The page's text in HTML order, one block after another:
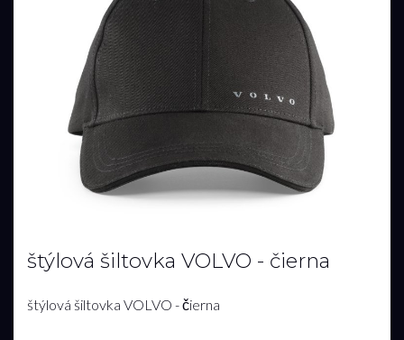
štýlová šiltovka VOLVO - čierna
štýlová šiltovka VOLVO - čierna